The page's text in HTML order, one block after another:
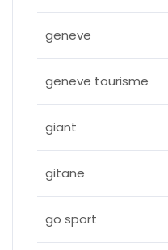
geneve
geneve tourisme
giant
gitane
go sport